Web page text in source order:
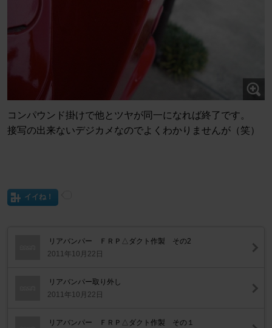
コンパウンド掛けで他とツヤが同一になれば終了です。
接写の出来ないデジカメなのでよくわかりませんが（笑）
イイね！
リアバンパー ＦＲＰ△ダクト作製 その2
2011年10月22日
リアバンパー取り外し
2011年10月22日
リアバンパー ＦＲＰ△ダクト作製 その１